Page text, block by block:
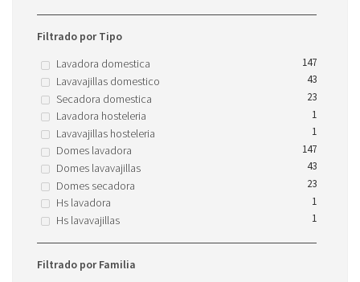
Filtrado por Tipo
Lavadora domestica
147
Lavavajillas domestico 43
Secadora domestica 23
Lavadora hosteleria 1
Lavavajillas hosteleria 1
Domes lavadora 147
Domes lavavajillas 43
Domes secadora 23
Hs lavadora 1
Hs lavavajillas 1
Filtrado por Familia